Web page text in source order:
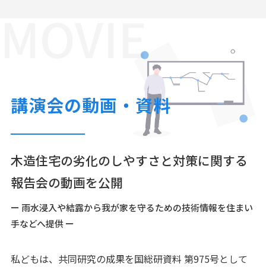
MOVIE
講演会の動画・資料
木造住宅の劣化のしやすさと対策に関する
報告会の動画を公開
ー 雨水浸入や結露から我が家を守るための技術情報を住まい
手などへ提供 ー
私どもは、共同研究の成果を国総研資料 第975号として